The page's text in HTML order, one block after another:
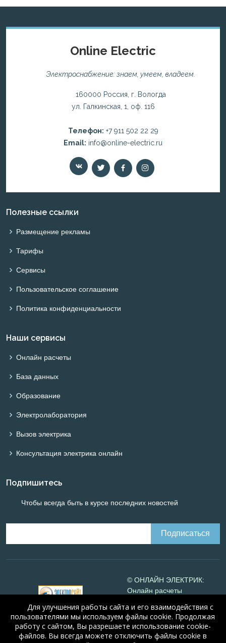
Online Electric
Электроснабжение: знаем, умеем, владеем.
160000 Россия, г. Вологда
ул. Галкинская, 1, оф. 116
Телефон: +7 911 502 22 29
Email: info@online-electric.ru
Полезные ссылки
Размещение рекламы
Тарифы
Сервисы
Пользовательское соглашение
Политика конфиденциальности
Наши сервисы
Онлайн расчеты
База данных
Образование
Электролаборатория
Вызов электрика
Консультация электрика онлайн
Подпишитесь
Чтобы всегда быть в курсе последних новостей
© ОНЛАЙН ЭЛЕКТРИК:
Онлайн расчеты
Online-electric.ru, 2008-
2026
© А.Н. Алюнов, 2008-2026
Для улучшения работы сайта и его взаимодействия с
пользователями мы используем файлы cookie. Продолжая
работу с сайтом, Вы разрешаете использование cookie-
файлов. Вы всегда можете отключить файлы cookie в